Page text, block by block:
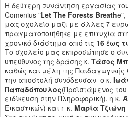
Η δεύτερη συνάντηση εργασίας
Comenius "Let The Forests Breathe",
μας σχολείο μαζι με άλλες 7
πραγματοποιήθηκε με επιτυχία στη
χρονικό διάστημα από τις 16 έως
Το σχολείο μας εκπροσώπησε ο
υπεύθυνος της δράσης κ. Τάσος
καθώς και μέλη της
την αποστολή συνόδευσαν ο κ.
Παπαδόπουλος(Προϊστάμενος
ειδίκευση στην Πληροφορική), η κ.
Εικαστικών) και η κ. Μαρία Τζιώνη